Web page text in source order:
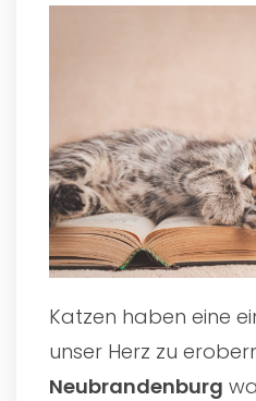
Katzen haben eine
unser Herz zu
Neubrandenburg